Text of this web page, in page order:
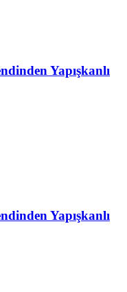
Yapışkanlı
Yapışkanlı